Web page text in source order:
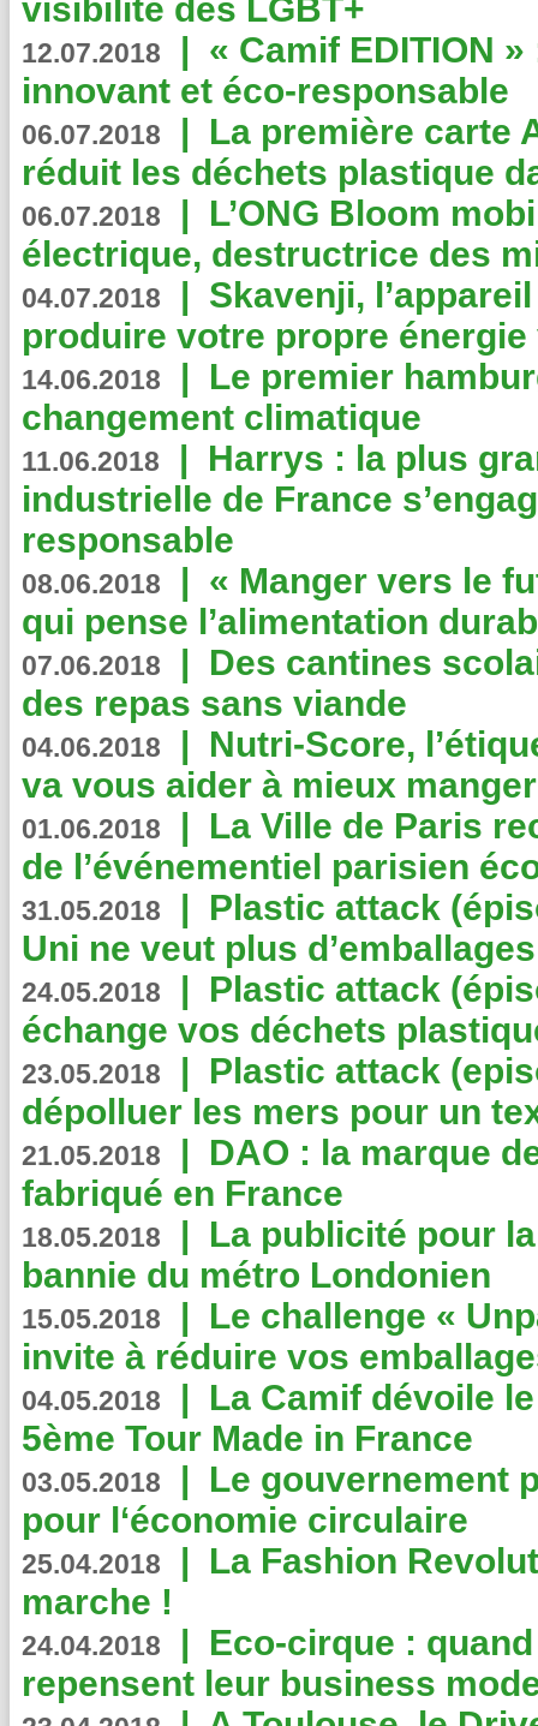
visibilité des LGBT+
12.07.2018 | « Camif EDITION
innovant et éco-responsable
06.07.2018 | La première carte
réduit les déchets plastique
06.07.2018 | L’ONG Bloom
électrique, destructrice des
04.07.2018 | Skavenji,
produire votre propre
14.06.2018 | Le premier
changement climatique
11.06.2018 | Harrys : la plus
industrielle de France
responsable
08.06.2018 | « Manger vers le
qui pense l’alimentation
07.06.2018 | Des cantines
des repas sans viande
04.06.2018 | Nutri-Score,
va vous aider à mieux
01.06.2018 | La Ville de Paris
de l’événementiel parisien
31.05.2018 | Plastic attack
Uni ne veut plus
24.05.2018 | Plastic attack
échange vos déchets
23.05.2018 | Plastic attack
dépolluer les mers pour un
21.05.2018 | DAO : la marque
fabriqué en France
18.05.2018 | La publicité pour
bannie du métro Londonien
15.05.2018 | Le challenge «
invite à réduire vos
04.05.2018 | La Camif dévoile
5ème Tour Made in France
03.05.2018 | Le gouvernement
pour l‘économie circulaire
25.04.2018 | La Fashion
marche !
24.04.2018 | Eco-cirque :
repensent leur business